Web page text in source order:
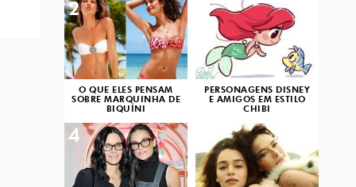
O QUE ELES PENSAM
SOBRE MARQUINHA DE
BIQUÍNI
2
PERSONAGENS DISNEY
E AMIGOS EM ESTILO
CHIBI
3
4